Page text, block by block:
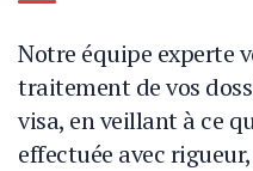
Notre équipe experte
traitement de vos
visa, en veillant à ce
effectuée avec